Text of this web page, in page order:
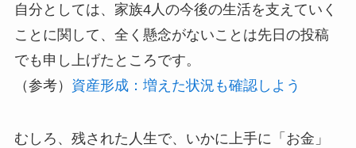
自分としては、家族4人の今後の生活を支えていく
ことに関して、全く懸念がないことは先日の投稿
でも申し上げたところです。
（参考） 資産形成：増えた状況も確認しよう
むしろ、残された人生で、いかに上手に「お金」